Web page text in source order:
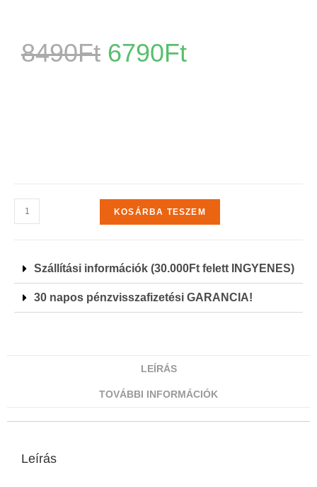
8490Ft 6790Ft
KOSÁRBA TESZEM
Szállítási információk (30.000Ft felett INGYENES)
30 napos pénzvisszafizetési GARANCIA!
LEÍRÁS
TOVÁBBI INFORMÁCIÓK
Leírás